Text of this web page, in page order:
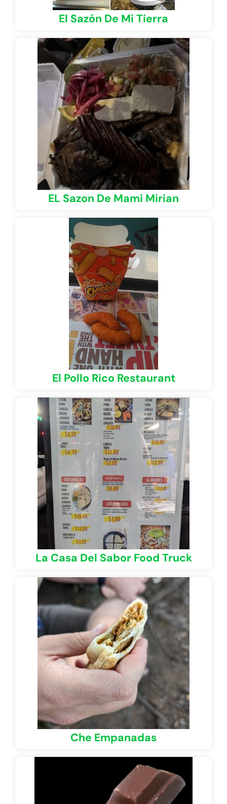
El Sazón De Mi Tierra
EL Sazon De Mami Mirian
El Pollo Rico Restaurant
La Casa Del Sabor Food Truck
Che Empanadas